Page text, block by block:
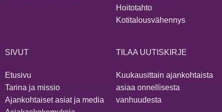
Hoitotahto
Kotitalousvähennys
SIVUT
Etusivu
Tarina ja missio
Ajankohtaiset asiat ja media
TILAA UUTISKIRJE
Kuukausittain ajankohtaista
asiaa onnellisesta
vanhuudesta